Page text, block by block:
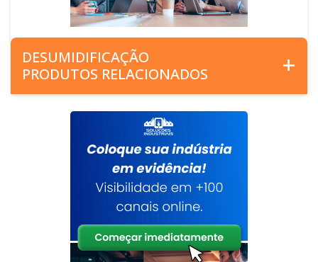
DESUMIDIFICAÇÃO
PRODUTOS RELACIONADOS